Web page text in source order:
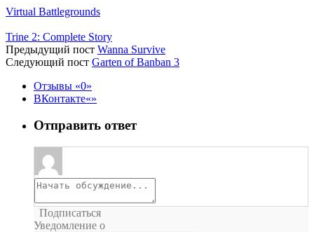
Virtual Battlegrounds
Trine 2: Complete Story
Предыдущий пост Wanna Survive
Следующий пост Garten of Banban 3
Отзывы
0
ВКонтакте
Отправить ответ
Подписаться
Уведомление о